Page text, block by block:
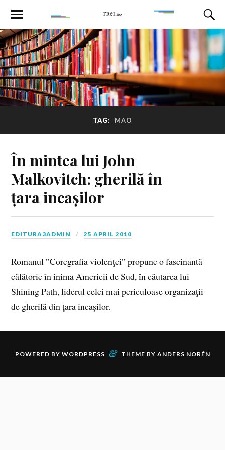
TAG: MAO
În mintea lui John
Malkovitch: gherilă în
țara incașilor
EDITURA3ADMIN 25 APRIL 2010
Romanul ”Coregrafia violenţei” propune o fascinantă
călătorie în inima Americii de Sud, în căutarea lui
Shining Path, liderul celei mai periculoase organizaţii
de gherilă din ţara incaşilor.
POWERED BY WORDPRESS & THEME BY ANDERS NORÉN